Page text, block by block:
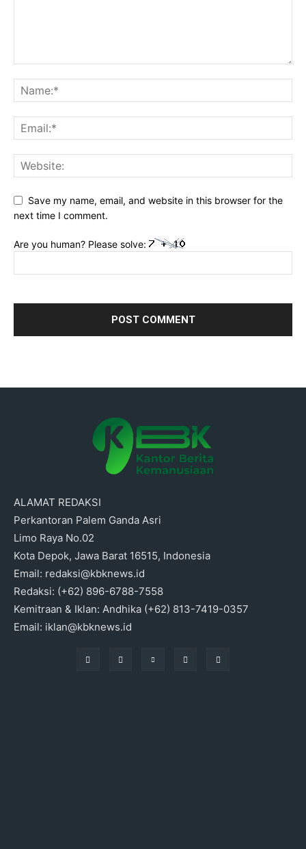
Save my name, email, and website in this browser for the
next time I comment.
Are you human? Please solve:
ALAMAT REDAKSI
Perkantoran Palem Ganda Asri
Limo Raya No.02
Kota Depok, Jawa Barat 16515, Indonesia
Email: redaksi@kbknews.id
Redaksi: (+62) 896-6788-7558
Kemitraan & Iklan: Andhika (+62) 813-7419-0357
Email: iklan@kbknews.id